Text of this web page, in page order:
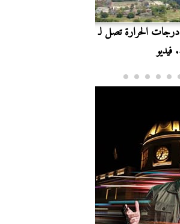
الحرارة تصل لـ